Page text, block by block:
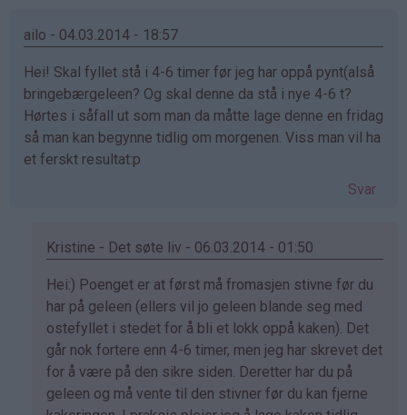
Kisen
bekreftet)
ailo - 04.03.2014 - 18:57
Hei! Skal fyllet stå i 4-6 timer før jeg har oppå pynt(alså
bringebærgeleen? Og skal denne da stå i nye 4-6 t?
Hørtes i såfall ut som man da måtte lage denne en fridag
så man kan begynne tidlig om morgenen. Viss man vil ha
et ferskt resultat:p
Svar
Kristine - Det søte liv - 06.03.2014 - 01:50
Som
svar
på
av
ailo
(ikke
Hei:) Poenget er at først må fromasjen stivne før du
har på geleen (ellers vil jo geleen blande seg med
ostefyllet i stedet for å bli et lokk oppå kaken). Det
går nok fortere enn 4-6 timer, men jeg har skrevet det
for å være på den sikre siden. Deretter har du på
geleen og må vente til den stivner før du kan fjerne